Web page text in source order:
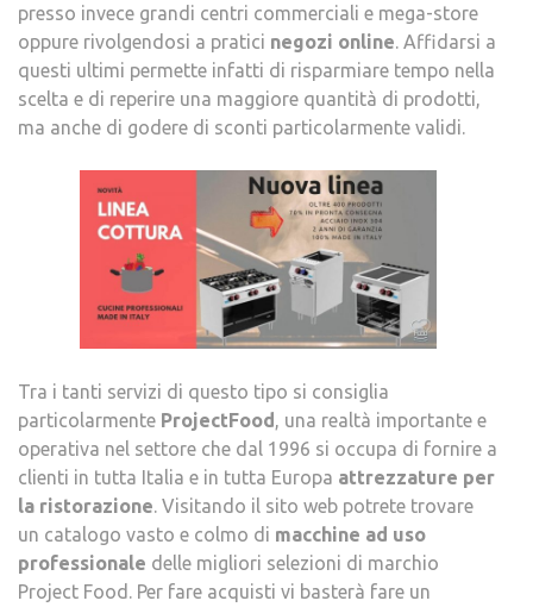
presso invece grandi centri commerciali e mega-store
oppure rivolgendosi a pratici negozi online . Affidarsi a
questi ultimi permette infatti di risparmiare tempo nella
scelta e di reperire una maggiore quantità di prodotti,
ma anche di godere di sconti particolarmente validi.
Tra i tanti servizi di questo tipo si consiglia
particolarmente ProjectFood
, una realtà importante e
operativa nel settore che dal 1996 si occupa di fornire a
clienti in tutta Italia e in tutta Europa attrezzature per
la ristorazione . Visitando il sito web potrete trovare
un catalogo vasto e colmo di macchine ad uso
professionale delle migliori selezioni di marchio
Project Food. Per fare acquisti vi basterà fare un